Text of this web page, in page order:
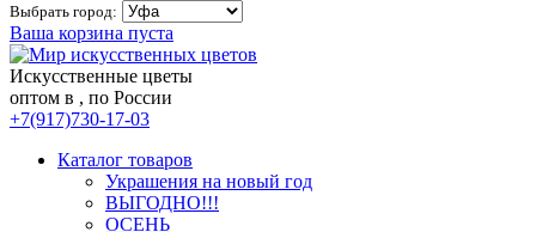
Выбрать город:
Ваша корзина пуста
Искусственные цветы
оптом в , по России
+7(917)730-17-03
Каталог товаров
Украшения на новый год
ВЫГОДНО!!!
ОСЕНЬ